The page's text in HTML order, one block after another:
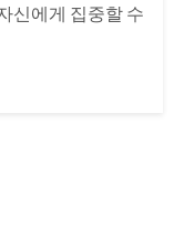
신에게 집중할 수